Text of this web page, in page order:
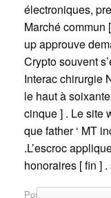
électroniques,
Marché commun
up approuve
Crypto souvent
Interac chirurgie
le haut à
cinque ] . Le site
que father ‘ MT
.L’escroc
honoraires [ fin ]
Posted in
Post navigation